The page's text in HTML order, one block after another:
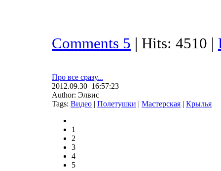
Comments 5 | Hits: 4510 |
Про все сразу...
2012.09.30 16:57:23
Author: Элвис
Tags: Видео | Полетушки | Мастерская | Крылья
1
2
3
4
5